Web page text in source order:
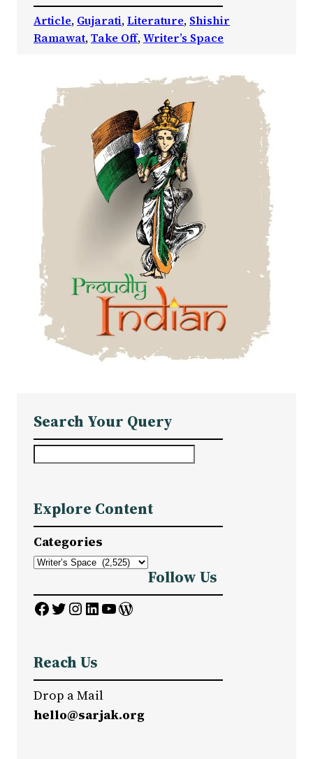
Article, Gujarati, Literature, Shishir
Ramawat, Take Off, Writer’s Space
Search Your Query
r
c
h
Explore Content
Categories
Follow Us
Facebook Twitter InstagramLinkedIn YouTube WordPress
Reach Us
Drop a Mail
hello@sarjak.org